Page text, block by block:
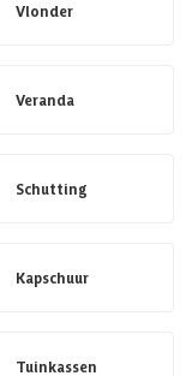
Vlonder
Veranda
Schutting
Kapschuur
Tuinkassen